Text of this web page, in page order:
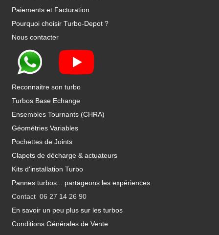
Paiements et Facturation
Pourquoi choisir Turbo-Depot ?
Nous contacter
Reconnaitre son turbo
Turbos Base Echange
Ensembles Tournants (CHRA)
Géométries Variables
Pochettes de Joints
Clapets de décharge & actuateurs
Kits d'installation Turbo
Pannes turbos... partageons les expériences
Contact 06 27 14 26 90
En savoir un peu plus sur les turbos
Conditions Générales de Vente